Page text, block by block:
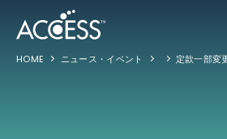
HOME ニュース・イベント 定款一部変